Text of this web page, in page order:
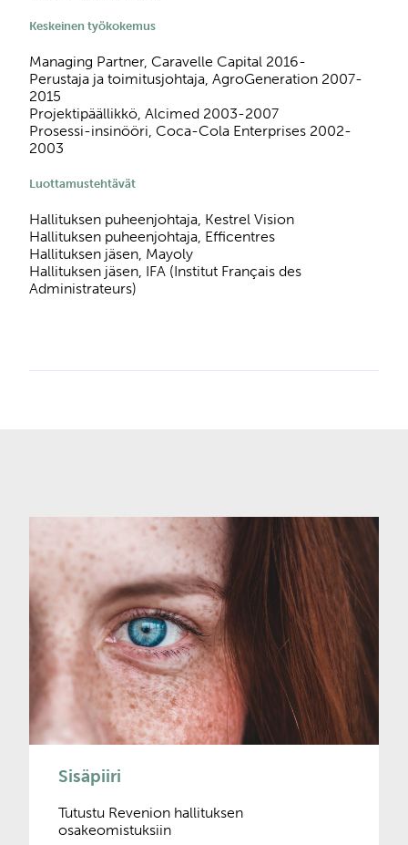
Keskeinen työkokemus
Managing Partner, Caravelle Capital 2016-
Perustaja ja toimitusjohtaja, AgroGeneration 2007-
2015
Projektipäällikkö, Alcimed 2003-2007
Prosessi-insinööri, Coca-Cola Enterprises 2002-
2003
Luottamustehtävät
Hallituksen puheenjohtaja, Kestrel Vision
Hallituksen puheenjohtaja, Efficentres
Hallituksen jäsen, Mayoly
Hallituksen jäsen, IFA (Institut Français des
Administrateurs)
Sisäpiiri
Tutustu Revenion hallituksen
osakeomistuksiin